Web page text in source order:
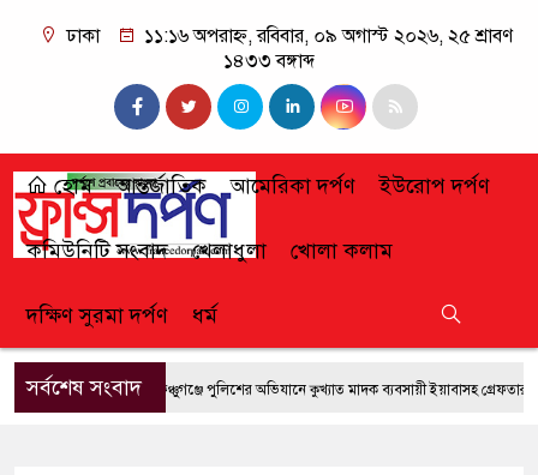
ঢাকা
১১:১৬ অপরাহ্ন, রবিবার, ০৯ অগাস্ট ২০২৬, ২৫ শ্রাবণ
১৪৩৩ বঙ্গাব্দ
হোম আন্তর্জাতিক আমেরিকা দর্পণ ইউরোপ দর্পণ
কমিউনিটি সংবাদ খেলাধুলা খোলা কলাম
দক্ষিণ সুরমা দর্পণ ধর্ম
সর্বশেষ সংবাদফেঞ্চুগঞ্জে পুলিশের অভিযানে কুখ্যাত মাদক ব্যবসায়ী ইয়াবাসহ গ্রেফতার